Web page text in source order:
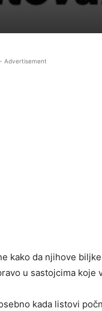
Advertisement
kako da njihove
u sastojcima koje
kada listovi